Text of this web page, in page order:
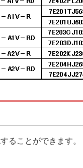
ることができます。